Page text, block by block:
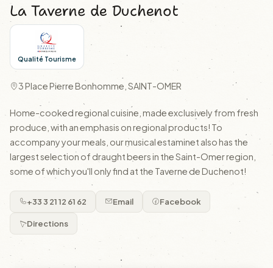
La Taverne de Duchenot
Qualité Tourisme
3 Place Pierre Bonhomme, SAINT-OMER
Home-cooked regional cuisine, made exclusively from fresh
produce, with an emphasis on regional products! To
accompany your meals, our musical estaminet also has the
largest selection of draught beers in the Saint-Omer region,
some of which you'll only find at the Taverne de Duchenot!
+33 3 21 12 61 62 Email Facebook
Directions